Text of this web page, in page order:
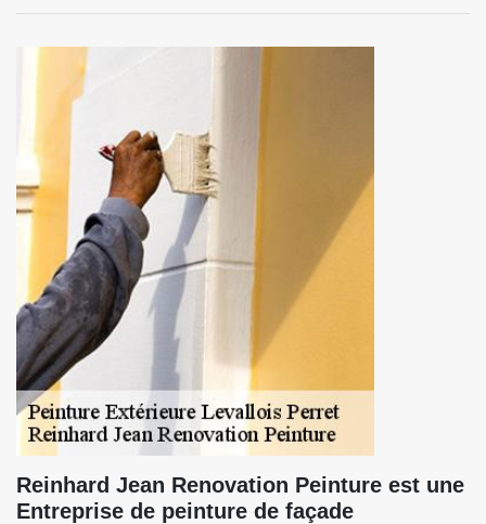
Reinhard Jean Renovation Peinture est une
Entreprise de peinture de façade